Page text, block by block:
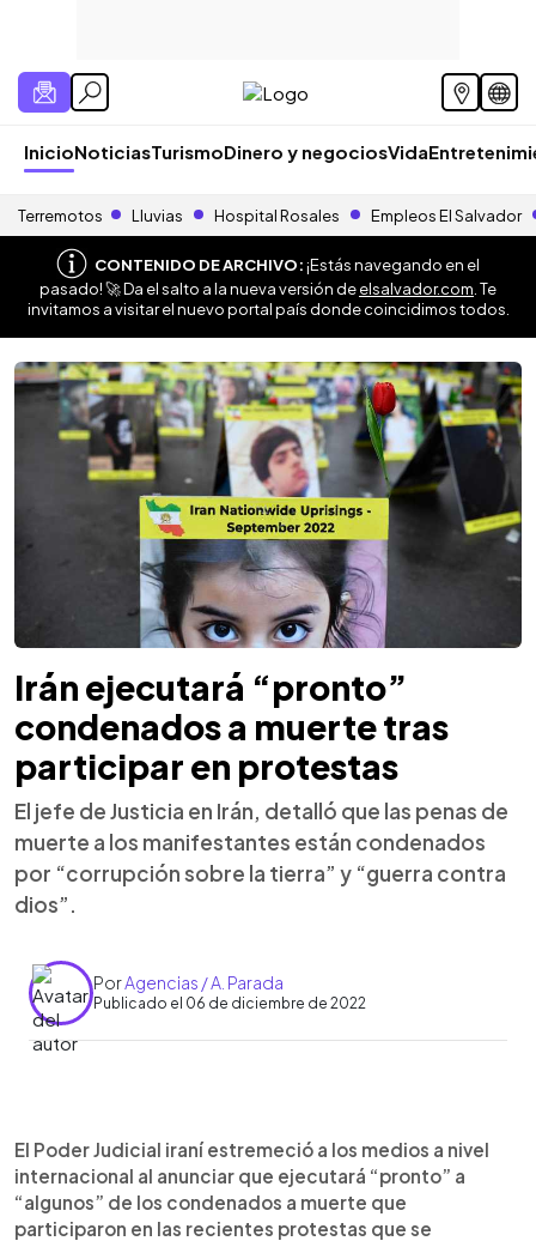
InicioNoticiasTurismoDinero y negociosVida
Terremotos Lluvias Hospital Rosales Empleos El Salvador
CONTENIDO DE ARCHIVO:¡Estás navegando en el
pasado! 🚀 Da el salto a la nueva versión deelsalvador.com . Te
invitamos a visitar el nuevo portal país donde coincidimos todos.
Irán ejecutará “pronto”
condenados a muerte tras
participar en protestas
El jefe de Justicia en Irán, detalló que las penas de
muerte a los manifestantes están condenados
por “corrupción sobre la tierra” y “guerra contra
dios”.
PorAgencias / A. Parada
Publicado el 06 de diciembre de 2022
Escuchar artículo
El Poder Judicial iraní estremeció a los medios a nivel
internacional al anunciar que ejecutará “pronto” a
“algunos” de los condenados a muerte que
participaron en las recientes protestas que se